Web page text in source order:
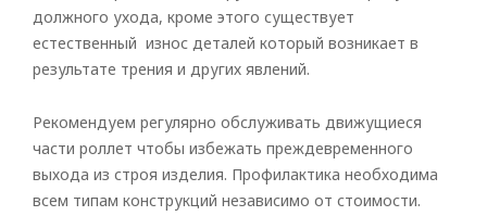
должного ухода, кроме этого существует
естественный износ деталей который возникает в
результате трения и других явлений.
Рекомендуем регулярно обслуживать движущиеся
части роллет чтобы избежать преждевременного
выхода из строя изделия. Профилактика необходима
всем типам конструкций независимо от стоимости.